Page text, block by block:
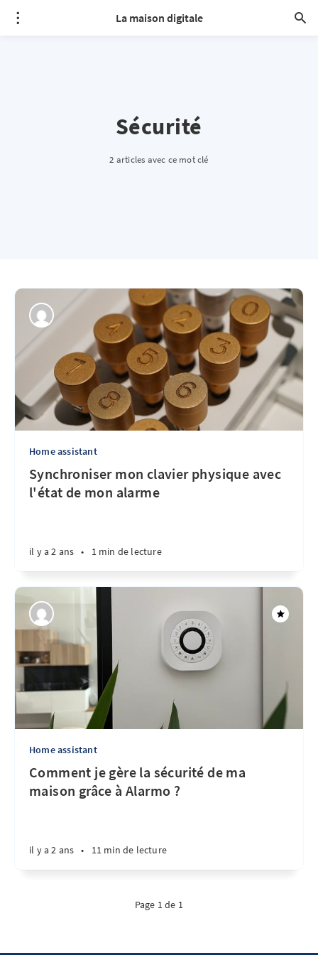
La maison digitale
Sécurité
2 articles avec ce mot clé
Home assistant
Synchroniser mon clavier physique avec
l'état de mon alarme
il y a 2 ans • 1 min de lecture
Home assistant
Comment je gère la sécurité de ma
maison grâce à Alarmo ?
il y a 2 ans • 11 min de lecture
Page 1 de 1